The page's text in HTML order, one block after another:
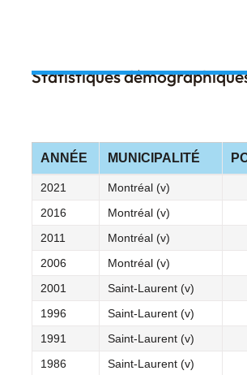
Statistiques
ANNÉE MUNICIPALITÉ
2021 Montréal (v)
2016
Montréal (v)
2011
Montréal (v)
2006
Montréal (v)
2001
Saint-Laurent (v)
1996
Saint-Laurent (v)
1991
Saint-Laurent (v)
1986
Saint-Laurent (v)